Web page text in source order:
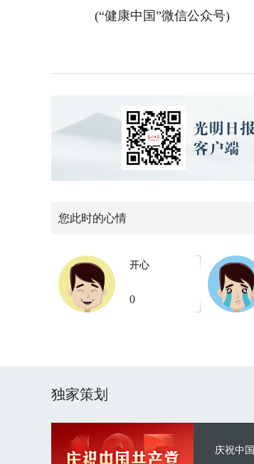
(“健康中国”微信公众号)
您此时的心情
开心
0
独家策划
庆祝中